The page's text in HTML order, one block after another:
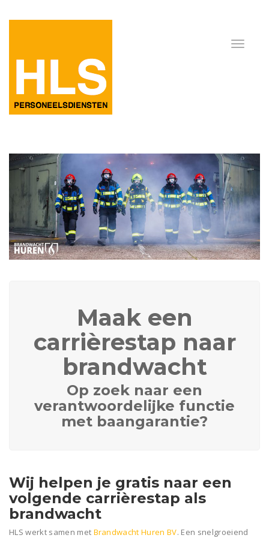
Maak een
carrièrestap naar
brandwacht
Op zoek naar een
verantwoordelijke functie
met baangarantie?
Wij helpen je gratis naar een
volgende carrièrestap als
brandwacht
HLS werkt samen met Brandwacht Huren BV. Een snelgroeiend